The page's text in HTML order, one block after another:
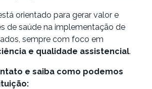
orientado para gerar valor e
de saúde na implementação de
sempre com foco em
e qualidade assistencial.
e saiba como podemos